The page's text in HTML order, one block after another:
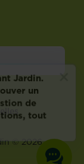
© 2026 –